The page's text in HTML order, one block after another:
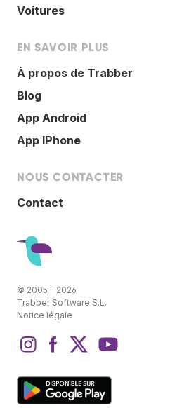
Voitures
EN SAVOIR PLUS
À propos de Trabber
Blog
App Android
App IPhone
NOUS CONTACTER
Contact
© 2005 - 2026
Trabber Software S.L.
Notice légale